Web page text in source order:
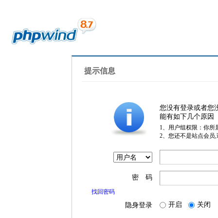
提示信息
您没有登录或者您
能有如下几个原因
1、用户组权限：你所
2、您还不是站点会员
密 码
找回密码
隐身登录 开启 关闭